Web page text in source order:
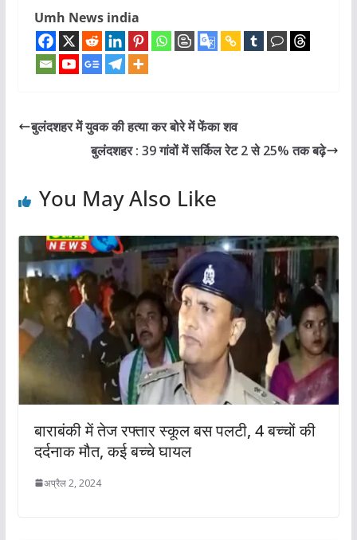
Umh News india
बुलंदशहर में युवक की हत्या कर बोरे में फेंका शव
बुलंदशहर : 39 गांवों में सर्किल रेट 2 से 25% तक बढ़े
You May Also Like
बाराबंकी में तेज रफ्तार स्कूल बस पलटी, 4 बच्चों की
दर्दनाक मौत, कई बच्चे घायल
अप्रैल 2, 2024